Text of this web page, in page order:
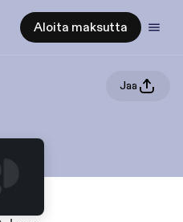
Aloita maksutta
Jaa